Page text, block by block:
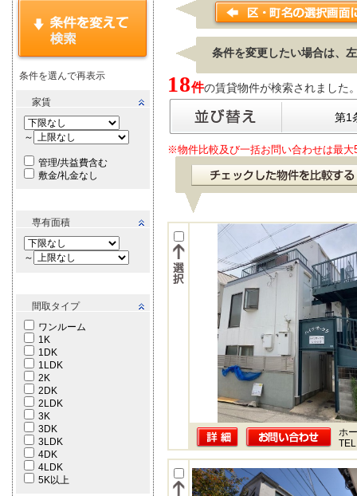
条件を選んで再表示
家賃
～
管理/共益費含む
敷金/礼金なし
専有面積
～
間取タイプ
ワンルーム
1K
1DK
1LDK
2K
2DK
2LDK
3K
3DK
3LDK
4DK
4LDK
5K以上
条件を変更したい場合は、
18件の賃貸物件が検索されました
第1
※物件比較及び一括お問い合わせは最大
ホ